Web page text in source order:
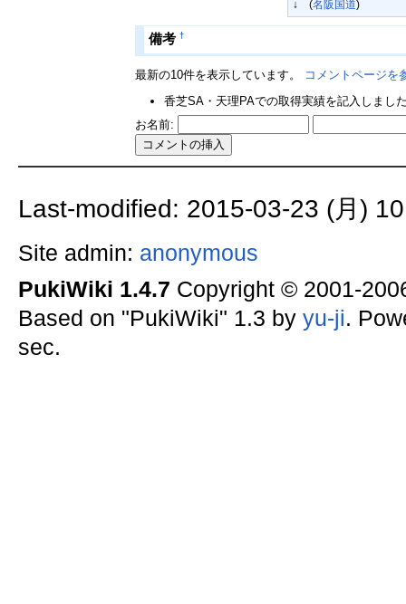
↓ (名阪国道)
備考 †
最新の10件を表示しています。
コメントページを
香芝SA・天理PAでの取得実績を記入しまし
お名前:
Last-modified: 2015-03-23 (月)
Site admin: anonymous
PukiWiki 1.4.7 Copyright © 2001-
Based on "PukiWiki" 1.3 by yu-ji.
sec.